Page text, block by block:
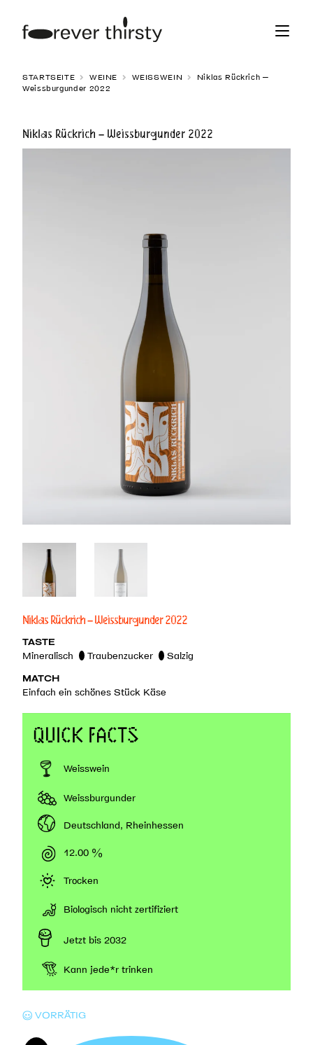
Zur
Zum
STARTSEITE WEINE WEISSWEIN
Niklas Rückrich –
Weissburgunder 2022
Niklas Rückrich – Weissburgunder 2022
Niklas Rückrich – Weissburgunder 2022
TASTE
Mineralisch Traubenzucker Salzig
MATCH
Einfach ein schönes Stück Käse
QUICK FACTS
Weisswein
Weissburgunder
Deutschland, Rheinhessen
12.00 %
Trocken
Biologisch nicht zertifiziert
Jetzt bis 2032
Kann jede*r trinken
VORRÄTIG